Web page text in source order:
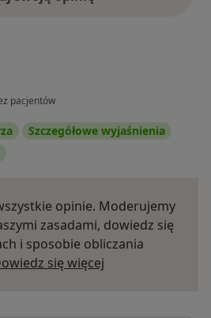
pacjentów
Szczegółowe wyjaśnienia
opinie. Moderujemy
zasadami, dowiedz się
i sposobie obliczania
się więcej